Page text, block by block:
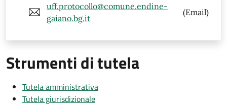
uff.protocollo@comune.endine-
gaiano.bg.it
(Email)
Strumenti di tutela
Tutela amministrativa
Tutela giurisdizionale